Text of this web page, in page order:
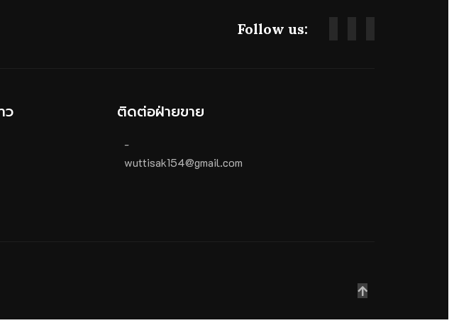
Follow us:
ว ติดต่อฝ่ายขาย
-
wuttisak154@gmail.com